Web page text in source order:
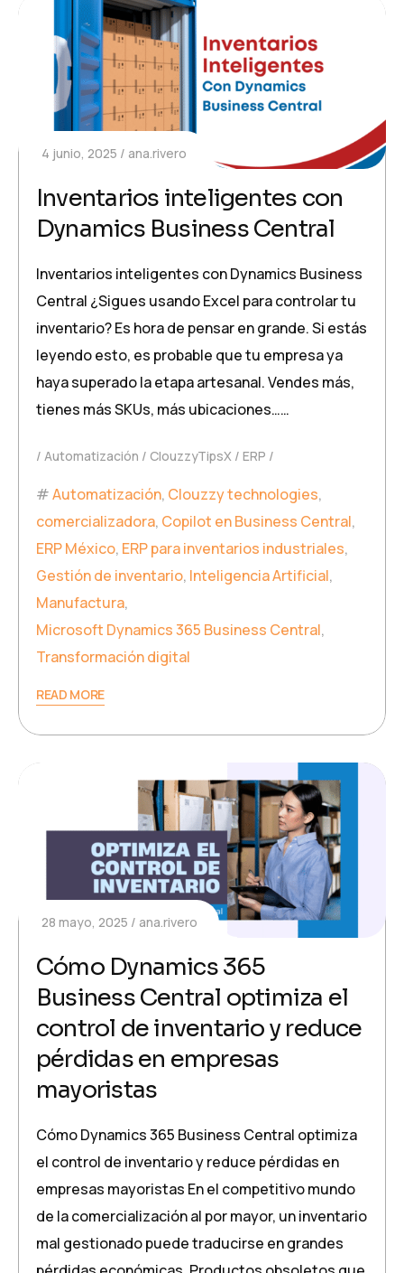
4 junio, 2025 ana.rivero
Inventarios inteligentes con
Dynamics Business Central
Inventarios inteligentes con Dynamics Business
Central ¿Sigues usando Excel para controlar tu
inventario? Es hora de pensar en grande. Si estás
leyendo esto, es probable que tu empresa ya
haya superado la etapa artesanal. Vendes más,
tienes más SKUs, más ubicaciones……
Automatización ClouzzyTipsX ERP
Automatización, Clouzzy technologies,
comercializadora, Copilot en Business Central,
ERP México, ERP para inventarios industriales,
Gestión de inventario, Inteligencia Artificial,
Manufactura,
Microsoft Dynamics 365 Business Central,
Transformación digital
READ MORE
28 mayo, 2025 ana.rivero
Cómo Dynamics 365
Business Central optimiza el
control de inventario y reduce
pérdidas en empresas
mayoristas
Cómo Dynamics 365 Business Central optimiza
el control de inventario y reduce pérdidas en
empresas mayoristas En el competitivo mundo
de la comercialización al por mayor, un inventario
mal gestionado puede traducirse en grandes